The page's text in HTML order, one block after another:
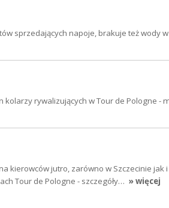
sprzedających napoje, brakuje też wody
rywalizujących w Tour de Pologne -
kierowców jutro, zarówno w Szczecinie jak
Tour de Pologne - szczegóły… » więcej